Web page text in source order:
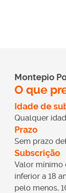
Como se
O ato isolado
Finanças.
fatura-recibo,
ou realização
deve emitir-se
se uma fatura
Montepio
O que
Idade de
Qualquer
Prazo
Sem prazo
Subscrição
Valor mínimo
inferior a 18
pelo menos,